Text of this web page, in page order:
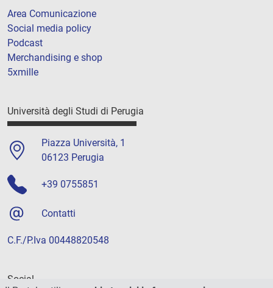
Area Comunicazione
Social media policy
Podcast
Merchandising e shop
5xmille
Università degli Studi di Perugia
Piazza Università, 1
06123 Perugia
+39 0755851
Contatti
C.F./P.Iva 00448820548
Social